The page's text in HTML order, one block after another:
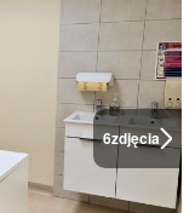
6zdjęcia